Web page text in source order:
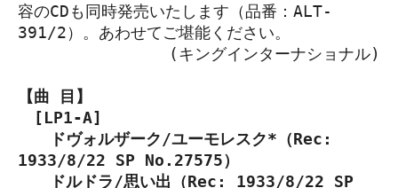
容のCDも同時発売いたします（品番：ALT-
391/2）。あわせてご堪能ください。
(キングインターナショナル)
【曲 目】
[LP1-A]
ドヴォルザーク/ユーモレスク*（Rec:
1933/8/22 SP No.27575）
ドルドラ/思い出（Rec: 1933/8/22 SP